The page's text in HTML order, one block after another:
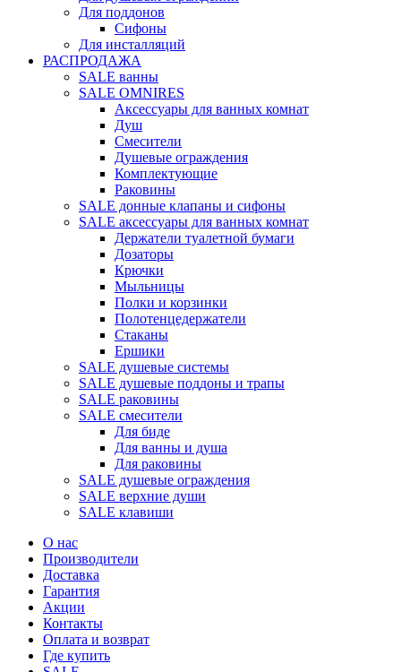
Для поддонов
Сифоны
Для инсталляций
РАСПРОДАЖА
SALE ванны
SALE OMNIRES
Аксессуары для ванных комнат
Душ
Смесители
Душевые ограждения
Комплектующие
Раковины
SALE донные клапаны и сифоны
SALE аксессуары для ванных комнат
Держатели туалетной бумаги
Дозаторы
Крючки
Мыльницы
Полки и корзинки
Полотенцедержатели
Стаканы
Ершики
SALE душевые системы
SALE душевые поддоны и трапы
SALE раковины
SALE смесители
Для биде
Для ванны и душа
Для раковины
SALE душевые ограждения
SALE верхние души
SALE клавиши
О нас
Производители
Доставка
Гарантия
Акции
Контакты
Оплата и возврат
Где купить